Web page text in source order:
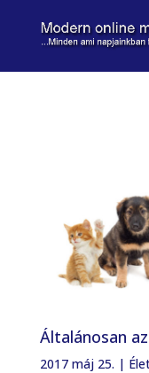
Általánosan
2017 máj 25. |